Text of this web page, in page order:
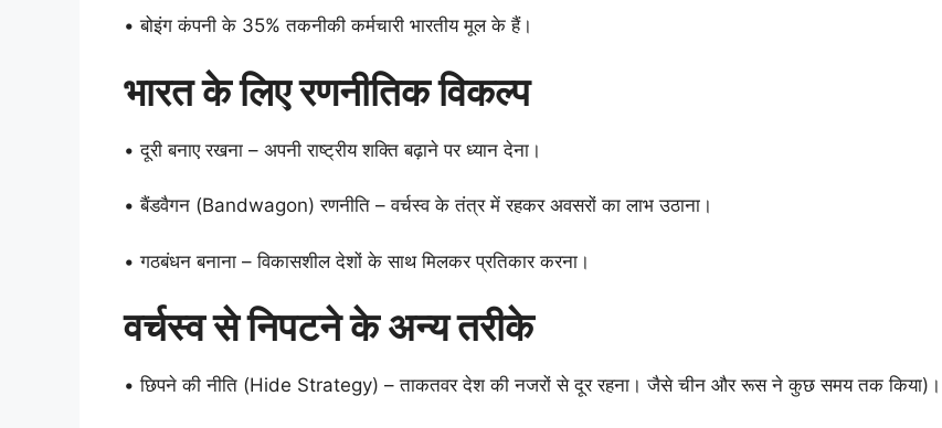
• बोइंग कंपनी के 35% तकनीकी कर्मचारी भारतीय मूल के हैं।
भारत के लिए रणनीतिक विकल्प
• दूरी बनाए रखना – अपनी राष्ट्रीय शक्ति बढ़ाने पर ध्यान देना।
• बैंडवैगन (Bandwagon) रणनीति – वर्चस्व के तंत्र में रहकर अवसरों का लाभ उठाना।
• गठबंधन बनाना – विकासशील देशों के साथ मिलकर प्रतिकार करना।
वर्चस्व से निपटने के अन्य तरीके
• छिपने की नीति (Hide Strategy) – ताकतवर देश की नजरों से दूर रहना। जैसे चीन और रूस ने कुछ समय तक किया)।